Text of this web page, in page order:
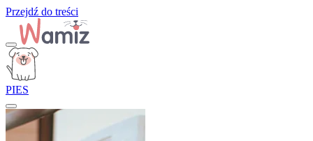
Przejdź do treści
PIES